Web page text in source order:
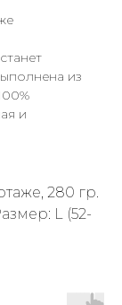
из
и
280 гр.
L (52-